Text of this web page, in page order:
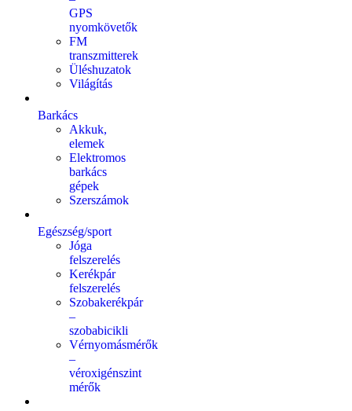
GPS
nyomkövetők
FM
transzmitterek
Üléshuzatok
Világítás
Barkács
Akkuk,
elemek
Elektromos
barkács
gépek
Szerszámok
Egészség/sport
Jóga
felszerelés
Kerékpár
felszerelés
Szobakerékpár
–
szobabicikli
Vérnyomásmérők
–
véroxigénszint
mérők